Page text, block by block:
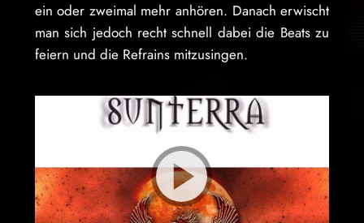
ein oder zweimal mehr anhören. Danach erwischt
man sich jedoch recht schnell dabei die Beats zu
feiern und die Refrains mitzusingen.